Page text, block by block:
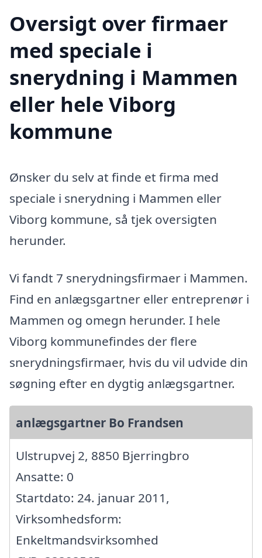
Oversigt over firmaer
med speciale i
snerydning i Mammen
eller hele Viborg
kommune
Ønsker du selv at finde et firma med
speciale i snerydning i Mammen eller
Viborg kommune, så tjek oversigten
herunder.
Vi fandt 7 snerydningsfirmaer i Mammen.
Find en anlægsgartner eller entreprenør i
Mammen og omegn herunder. I hele
Viborg kommunefindes der flere
snerydningsfirmaer, hvis du vil udvide din
søgning efter en dygtig anlægsgartner.
anlægsgartner Bo Frandsen
Ulstrupvej 2, 8850 Bjerringbro
Ansatte: 0
Startdato: 24. januar 2011,
Virksomhedsform:
Enkeltmandsvirksomhed